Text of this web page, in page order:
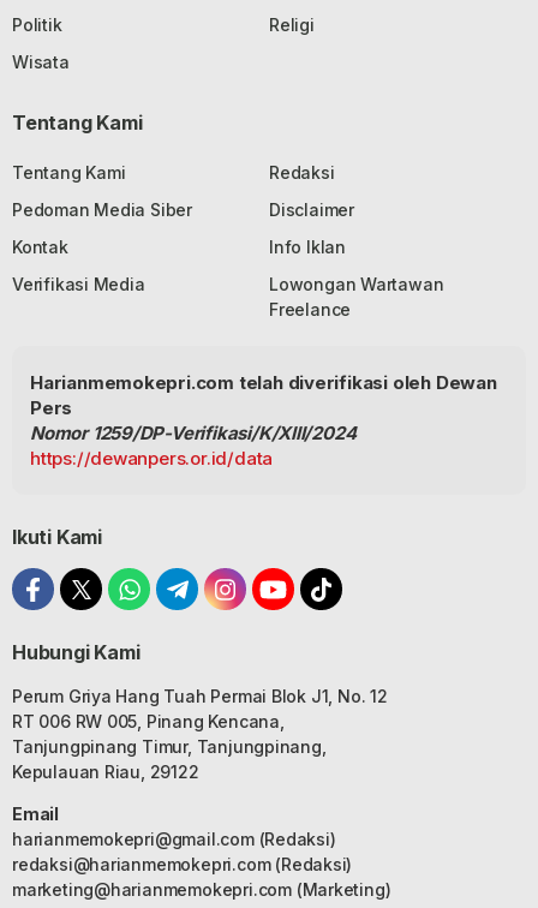
Politik
Religi
Wisata
Tentang Kami
Tentang Kami
Redaksi
Pedoman Media Siber
Disclaimer
Kontak
Info Iklan
Verifikasi Media
Lowongan Wartawan
Freelance
Harianmemokepri.com telah diverifikasi oleh Dewan
Pers
Nomor 1259/DP-Verifikasi/K/XIII/2024
https://dewanpers.or.id/data
Ikuti Kami
Hubungi Kami
Perum Griya Hang Tuah Permai Blok J1, No. 12
RT 006 RW 005, Pinang Kencana,
Tanjungpinang Timur, Tanjungpinang,
Kepulauan Riau, 29122
Email
harianmemokepri@gmail.com(Redaksi)
redaksi@harianmemokepri.com(Redaksi)
marketing@harianmemokepri.com(Marketing)